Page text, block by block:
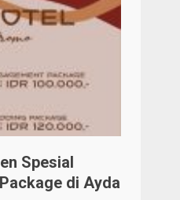
Spesial
di Ayda